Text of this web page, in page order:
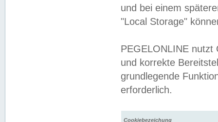
und bei einem
"Local Storage"
PEGELONLINE nutzt
und korrekte
grundlegende
erforderlich.
Cookiebezeichung